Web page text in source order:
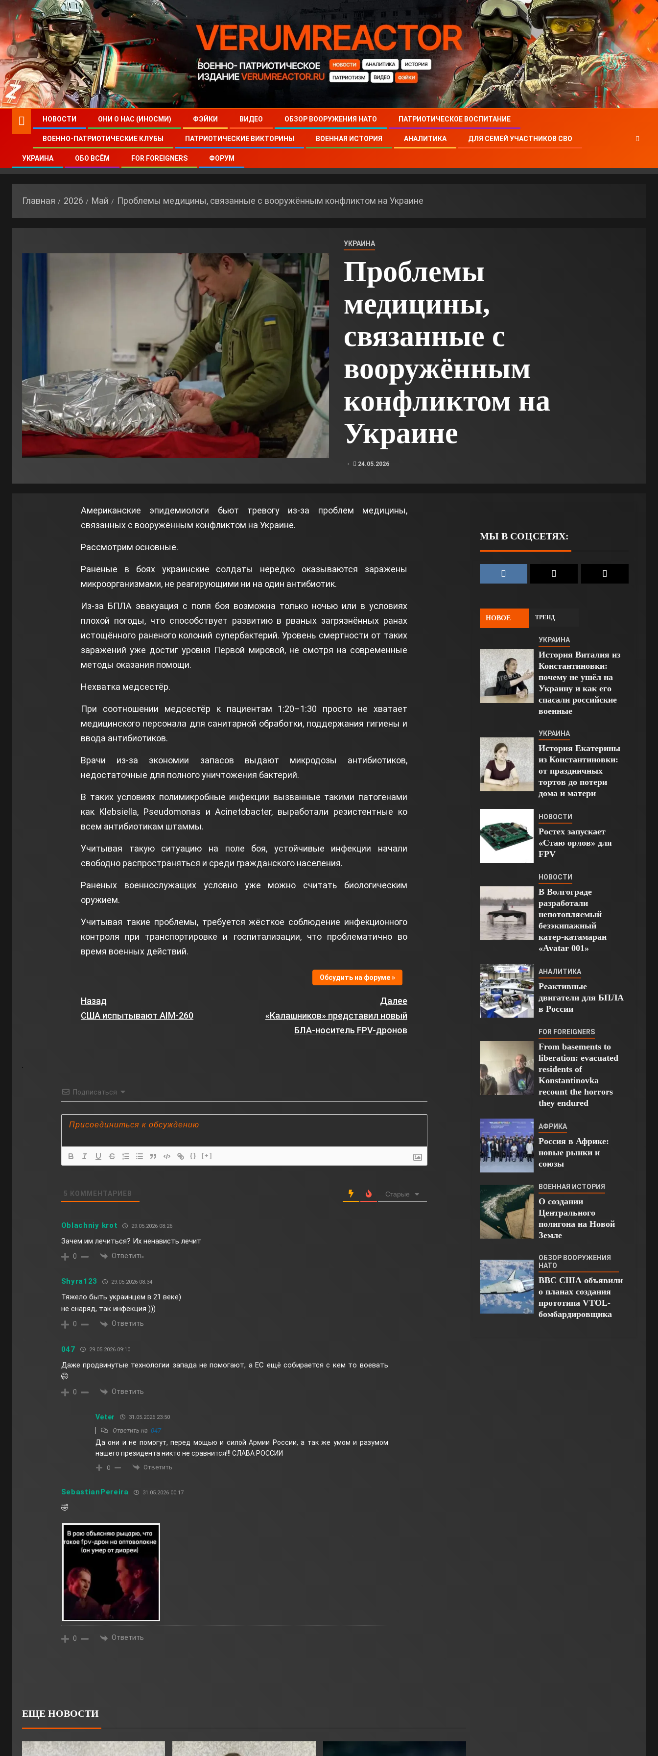
НОВОСТИ ОНИ О НАС (ИНОСМИ) ФЭЙКИ ВИДЕО ОБЗОР ВООРУЖЕНИЯ НАТО ПАТРИОТИЧЕСКОЕ ВОСПИТАНИЕ
ВОЕННО-ПАТРИОТИЧЕСКИЕ КЛУБЫ ПАТРИОТИЧЕСКИЕ ВИКТОРИНЫ ВОЕННАЯ ИСТОРИЯ АНАЛИТИКА ДЛЯ СЕМЕЙ УЧАСТНИКОВ СВО
УКРАИНА ОБО ВСЁМ FOR FOREIGNERS ФОРУМ
Главная 2026 Май Проблемы медицины, связанные с вооружённым конфликтом на Украине
УКРАИНА
Проблемы
медицины,
связанные с
вооружённым
конфликтом на
Украине
24.05.2026
Американские эпидемиологи бьют тревогу из-за проблем медицины,
связанных с вооружённым конфликтом на Украине.
Рассмотрим основные.
Раненые в боях украинские солдаты нередко оказываются заражены
микроорганизмами, не реагирующими ни на один антибиотик.
Из-за БПЛА эвакуация с поля боя возможна только ночью или в условиях
плохой погоды, что способствует развитию в рваных загрязнённых ранах
истощённого раненого колоний супербактерий. Уровень смертности от таких
заражений уже достиг уровня Первой мировой, не смотря на современные
методы оказания помощи.
Нехватка медсестёр.
При соотношении медсестёр к пациентам 1:20–1:30 просто не хватает
медицинского персонала для санитарной обработки, поддержания гигиены и
ввода антибиотиков.
Врачи из-за экономии запасов выдают микродозы антибиотиков,
недостаточные для полного уничтожения бактерий.
В таких условиях полимикробные инфекции вызванные такими патогенами
как Klebsiella, Pseudomonas и Acinetobacter, выработали резистентные ко
всем антибиотикам штаммы.
Учитывая такую ситуацию на поле боя, устойчивые инфекции начали
свободно распространяться и среди гражданского населения.
Раненых военнослужащих условно уже можно считать биологическим
оружием.
Учитывая такие проблемы, требуется жёсткое соблюдение инфекционного
контроля при транспортировке и госпитализации, что проблематично во
время военных действий.
Обсудить на форуме »
Назад
США испытывают AIM-260
Далее
«Калашников» представил новый
БЛА-носитель FPV-дронов
Подписаться
{} [+]
5 КОММЕНТАРИЕВ Старые
Oblachniy krot 29.05.2026 08:26
Зачем им лечиться? Их ненависть лечит
0 Ответить
Shyra123 29.05.2026 08:34
Тяжело быть украинцем в 21 веке)
не снаряд, так инфекция )))
0 Ответить
047 29.05.2026 09:10
Даже продвинутые технологии запада не помогают, а ЕС ещё собирается с кем то воевать
🤭
0 Ответить
Veter 31.05.2026 23:50
Ответить на 047
Да они и не помогут, перед мощью и силой Армии России, а так же умом и разумом
нашего президента никто не сравнится!!! СЛАВА РОССИИ
0 Ответить
SebastianPereira 31.05.2026 00:17
🤣
0 Ответить
ЕЩЕ НОВОСТИ
МЫ В СОЦСЕТЯХ:
НОВОЕ ТРЕНД
УКРАИНА
История Виталия из
Константиновки:
почему не ушёл на
Украину и как его
спасали российские
военные
УКРАИНА
История Екатерины
из Константиновки:
от праздничных
тортов до потери
дома и матери
НОВОСТИ
Ростех запускает
«Стаю орлов» для
FPV
НОВОСТИ
В Волгограде
разработали
непотопляемый
безэкипажный
катер-катамаран
«Avatar 001»
АНАЛИТИКА
Реактивные
двигатели для БПЛА
в России
FOR FOREIGNERS
From basements to
liberation: evacuated
residents of
Konstantinovka
recount the horrors
they endured
АФРИКА
Россия в Африке:
новые рынки и
союзы
ВОЕННАЯ ИСТОРИЯ
О создании
Центрального
полигона на Новой
Земле
ОБЗОР ВООРУЖЕНИЯ
НАТО
ВВС США объявили
о планах создания
прототипа VTOL-
бомбардировщика